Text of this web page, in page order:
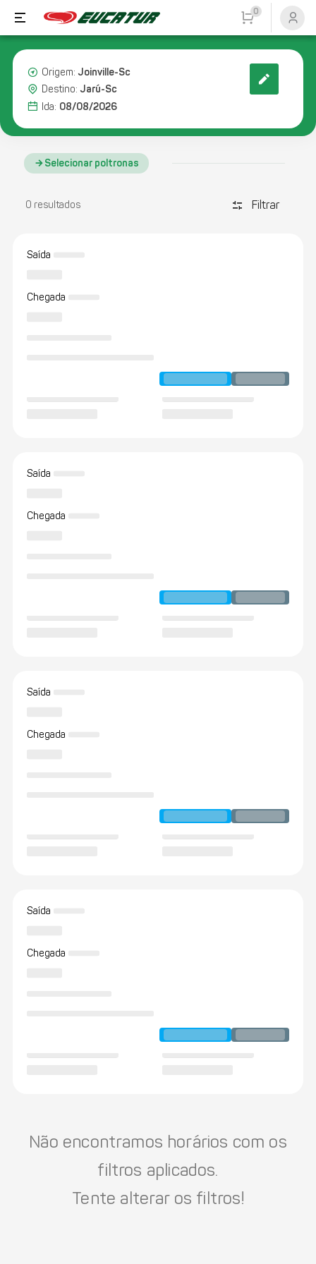
0
Origem: Joinville-Sc
Destino: Jarú-Sc
Ida: 08/08/2026
Selecionar poltronas
0 resultados discover_tune Filtrar
Saída
Chegada
Saída
Chegada
Saída
Chegada
Saída
Chegada
Não encontramos horários com os
filtros aplicados.
Tente alterar os filtros!